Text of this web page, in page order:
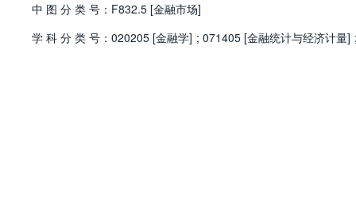
中 图 分 类 号： F832.5 [金融市场]
学 科 分 类 号： 020205 [金融学] ; 071405 [金融统计与经济计量]